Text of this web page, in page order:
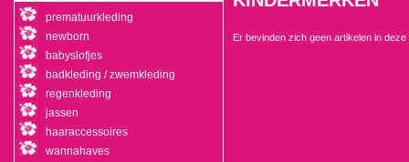
Er bevinden zich geen artikelen in
prematuurkleding
newborn
babyslofjes
badkleding / zwemkleding
regenkleding
jassen
haaraccessoires
wannahaves